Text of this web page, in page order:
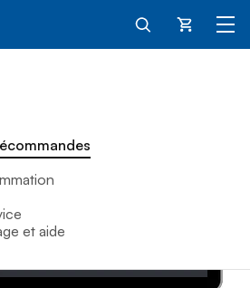
Panier
et aide